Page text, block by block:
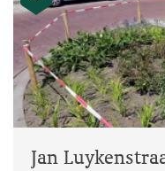
Jan